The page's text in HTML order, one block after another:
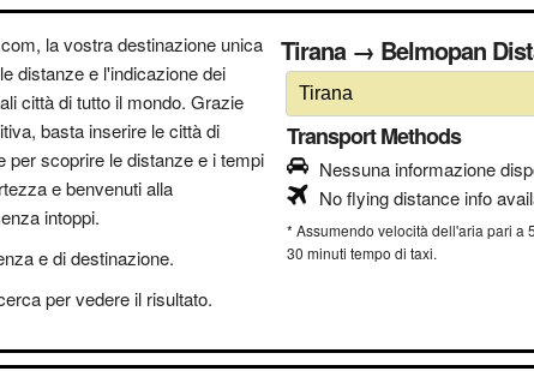
la vostra destinazione unica
distanze e l'indicazione dei
città di tutto il mondo. Grazie
basta inserire le città di
per scoprire le distanze e i tempi
e benvenuti alla
intoppi.
e di destinazione.
per vedere il risultato.
Tirana → Belmopan
Transport Methods
Nessuna informazione
No flying distance info
* Assumendo velocità dell'aria pari a
30 minuti tempo di taxi.